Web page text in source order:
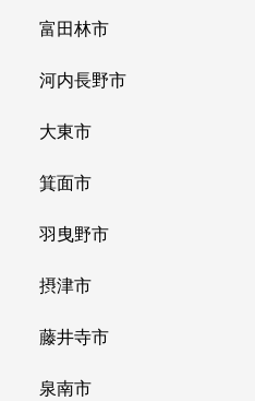
富田林市
河内長野市
大東市
箕面市
羽曳野市
摂津市
藤井寺市
泉南市